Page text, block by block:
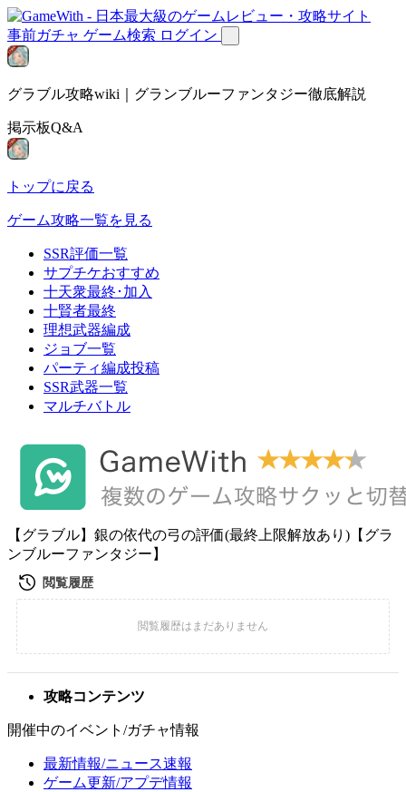
事前ガチャ ゲーム検索 ログイン
グラブル攻略wiki｜グランブルーファンタジー徹底解説
掲示板Q&A
トップに戻る
ゲーム攻略一覧を見る
SSR評価一覧
サプチケおすすめ
十天衆最終･加入
十賢者最終
理想武器編成
ジョブ一覧
パーティ編成投稿
SSR武器一覧
マルチバトル
【グラブル】銀の依代の弓の評価(最終上限解放あり)【グラ
ンブルーファンタジー】
攻略コンテンツ
開催中のイベント/ガチャ情報
最新情報/ニュース速報
ゲーム更新/アプデ情報